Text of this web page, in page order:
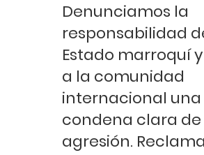
Denunciamos la
responsabilidad
Estado marroquí
a la comunidad
internacional una
condena clara de
agresión.